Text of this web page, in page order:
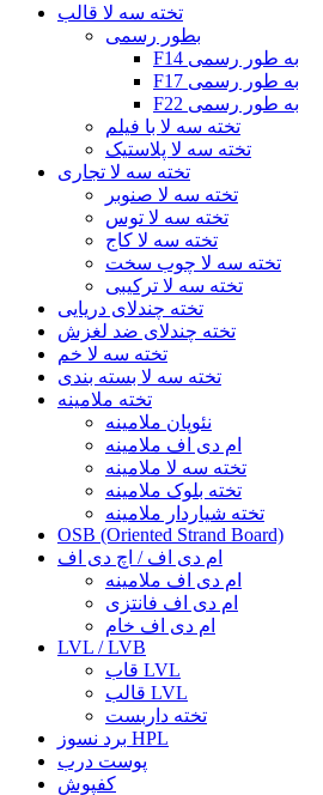
تخته سه لا قالب
بطور رسمی
F14 به طور رسمی
F17 به طور رسمی
F22 به طور رسمی
تخته سه لا با فیلم
تخته سه لا پلاستیک
تخته سه لا تجاری
تخته سه لا صنوبر
تخته سه لا توس
تخته سه لا کاج
تخته سه لا چوب سخت
تخته سه لا ترکیبی
تخته چندلای دریایی
تخته چندلای ضد لغزش
تخته سه لا خم
تخته سه لا بسته بندی
تخته ملامینه
نئوپان ملامینه
ام دی اف ملامینه
تخته سه لا ملامینه
تخته بلوک ملامینه
تخته شیاردار ملامینه
OSB (Oriented Strand Board)
ام دی اف / اچ دی اف
ام دی اف ملامینه
ام دی اف فانتزی
ام دی اف خام
LVL / LVB
قاب LVL
قالب LVL
تخته داربست
برد نسوز HPL
پوست درب
کفپوش